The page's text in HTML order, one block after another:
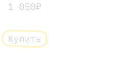
1 050₽
Купить